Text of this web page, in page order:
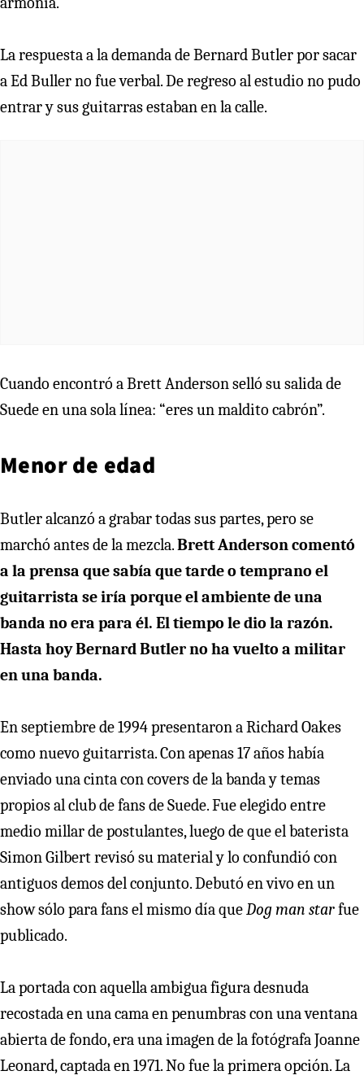
La respuesta a la demanda de Bernard Butler por sacar
a Ed Buller no fue verbal. De regreso al estudio no pudo
entrar y sus guitarras estaban en la calle.
Cuando encontró a Brett Anderson selló su salida de
Suede en una sola línea: “eres un maldito cabrón”.
Menor de edad
Butler alcanzó a grabar todas sus partes, pero se
marchó antes de la mezcla.Brett Anderson comentó
a la prensa que sabía que tarde o temprano el
guitarrista se iría porque el ambiente de una
banda no era para él. El tiempo le dio la razón.
Hasta hoy Bernard Butler no ha vuelto a militar
en una banda.
En septiembre de 1994 presentaron a Richard Oakes
como nuevo guitarrista. Con apenas 17 años había
enviado una cinta con covers de la banda y temas
propios al club de fans de Suede. Fue elegido entre
medio millar de postulantes, luego de que el baterista
Simon Gilbert revisó su material y lo confundió con
antiguos demos del conjunto. Debutó en vivo en un
show sólo para fans el mismo día queDog man starfue
publicado.
La portada con aquella ambigua figura desnuda
recostada en una cama en penumbras con una ventana
abierta de fondo, era una imagen de la fotógrafa Joanne
Leonard, captada en 1971. No fue la primera opción. La